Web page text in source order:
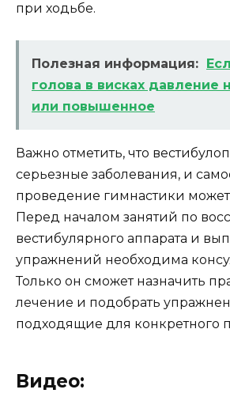
при ходьбе.
Полезная информация:
голова в висках давление
или повышенное
Важно отметить, что
серьезные заболевания, и
проведение гимнастики
Перед началом занятий по
вестибулярного аппарата и
упражнений необходима
Только он сможет назначить
лечение и подобрать
подходящие для конкретного
Видео: